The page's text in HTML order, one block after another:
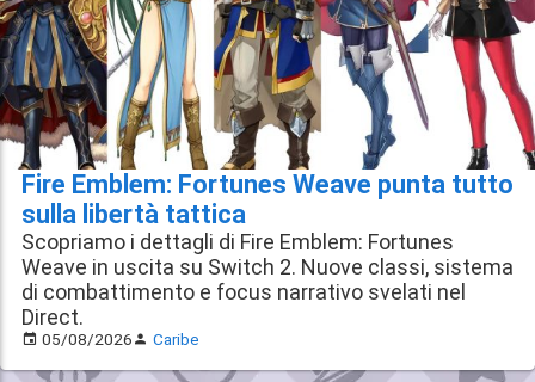
Fire Emblem: Fortunes Weave punta tutto
sulla libertà tattica
Scopriamo i dettagli di Fire Emblem: Fortunes
Weave in uscita su Switch 2. Nuove classi, sistema
di combattimento e focus narrativo svelati nel
Direct.
05/08/2026 Caribe